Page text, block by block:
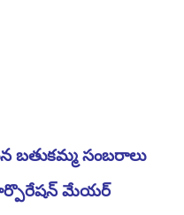
బతుకమ్మ సంబరాలు
కార్పొరేషన్‌ మేయర్‌